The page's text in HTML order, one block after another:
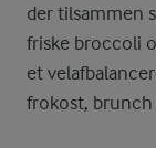
der tilsammen
friske broccoli
et
frokost, brunch